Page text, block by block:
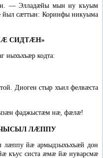
— Элладæйы мын иу къуым
йыл сæттын: Коринфы никуыма
СИДТÆН»
ныхъхъæр кодта:
Диоген стыр хъил фелвæста
фаджыстæм нæ, фæлæ!
ЛÆППУ
лæппу йæ армыдзыхъхъæй дон
къус систа æмæ йæ иуварсмæ